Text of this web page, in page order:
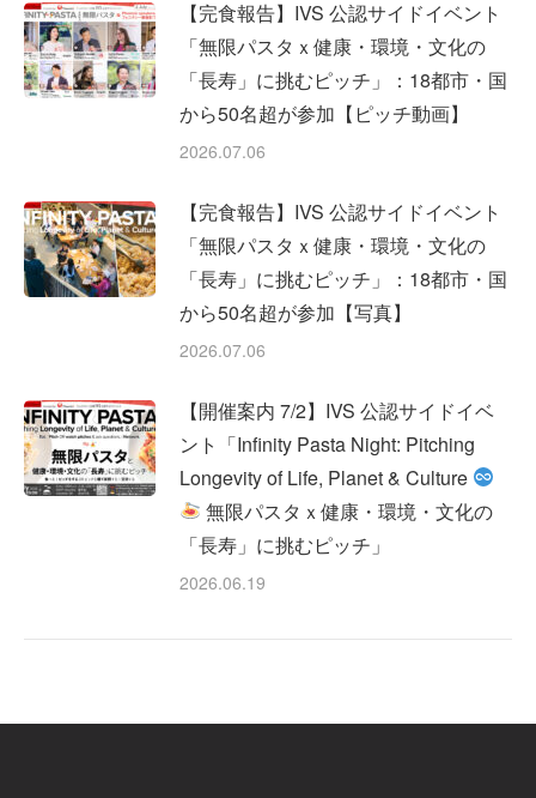
【完食報告】IVS 公認サイドイベント
「無限パスタｘ健康・環境・文化の
「長寿」に挑むピッチ」：18都市・国
から50名超が参加【ピッチ動画】
2026.07.06
【完食報告】IVS 公認サイドイベント
「無限パスタｘ健康・環境・文化の
「長寿」に挑むピッチ」：18都市・国
から50名超が参加【写真】
2026.07.06
【開催案内 7/2】IVS 公認サイドイベ
ント「Infinity Pasta Night: Pitching
Longevity of Life, Planet & Culture
無限パスタｘ健康・環境・文化の
「長寿」に挑むピッチ」
2026.06.19